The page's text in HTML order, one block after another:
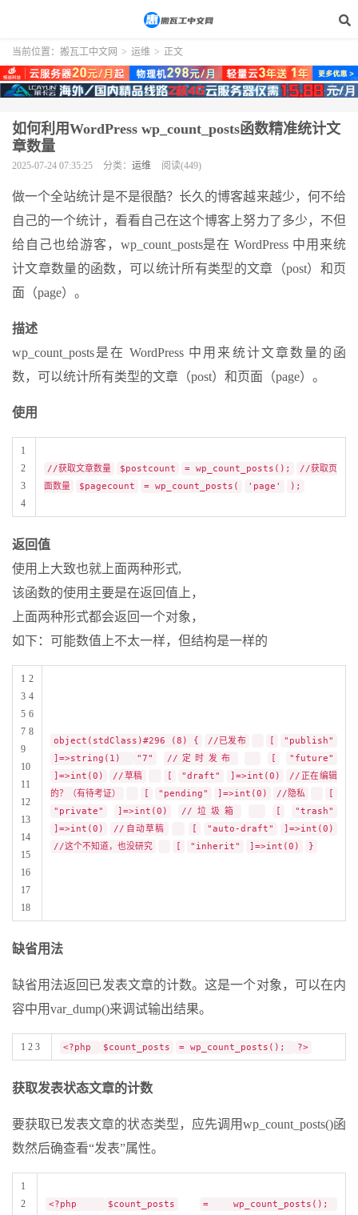
当前位置： 搬瓦工中文网 > 运维 > 正文
如何利用WordPress wp_count_posts函数精准统计文
章数量
2025-07-24 07:35:25 分类： 运维 阅读(449)
做一个全站统计是不是很酷？长久的博客越来越少，何不给
自己的一个统计，看看自己在这个博客上努力了多少，不但
给自己也给游客，wp_count_posts是在 WordPress 中用来统
计文章数量的函数，可以统计所有类型的文章（post）和页
面（page）。
描述
wp_count_posts是在 WordPress 中用来统计文章数量的函
数，可以统计所有类型的文章（post）和页面（page）。
使用
1
2
3
4
//获取文章数量 $postcount = wp_count_posts();
//获取页
面数量
$pagecount = wp_count_posts( 'page' );
返回值
使用上大致也就上面两种形式,
该函数的使用主要是在返回值上，
上面两种形式都会返回一个对象，
如下：可能数值上不太一样，但结构是一样的
1 2
3 4
5 6
7 8
9
10
11
12
13
14
15
16
17
18
object(stdClass)#296 (8) { //已发布
"publish"
]=>string(1)
"7" //定时发布
"future"
]=>int(0)
//草稿 "draft" ]=>int(0)
//正在编辑
的？（有待考证）
"pending" ]=>int(0) //隐私
"private"
]=>int(0) //垃圾箱
"trash"
]=>int(0)
//自动草稿 "auto-draft"
]=>int(0)
//这个不知道，也没研究
"inherit" ]=>int(0) }
缺省用法
缺省用法返回已发表文章的计数。这是一个对象，可以在内
容中用var_dump()来调试输出结果。
1 2 3 <?php $count_posts = wp_count_posts(); ?>
获取发表状态文章的计数
要获取已发表文章的状态类型，应先调用wp_count_posts()函
数然后确查看“发表”属性。
1
2
<?php $count_posts
= wp_count_posts();